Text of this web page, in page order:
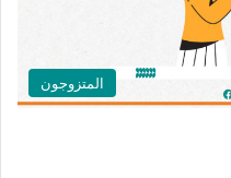
المتزوجون